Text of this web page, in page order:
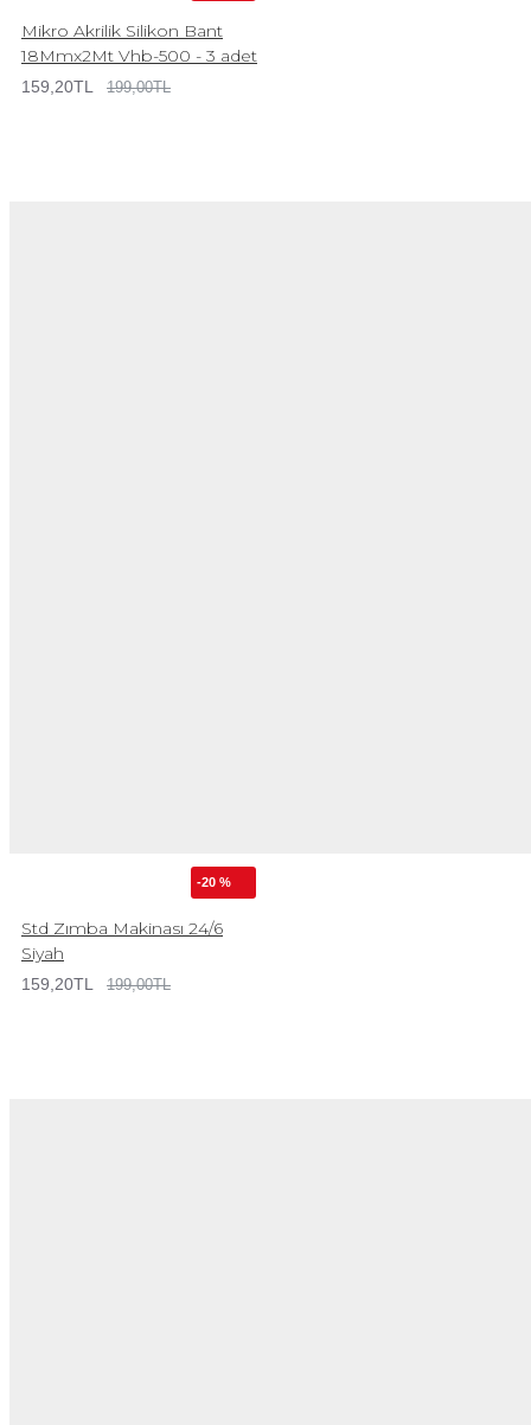
Mikro Akrilik Silikon Bant
18Mmx2Mt Vhb-500 - 3 adet
159,20TL 199,00TL
-20 %
Std Zımba Makinası 24/6
Siyah
159,20TL 199,00TL